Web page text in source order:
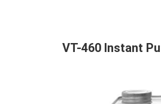
VT-460 Instant